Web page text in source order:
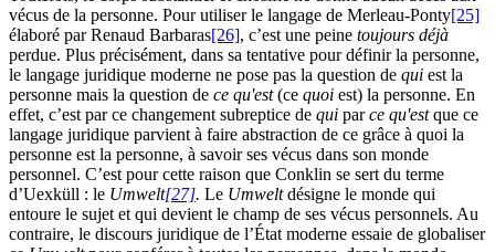
vécus de la personne. Pour utiliser le langage de Merleau-Ponty[25]
élaboré par Renaud Barbaras[26], c’est une peine toujours déjà
perdue. Plus précisément, dans sa tentative pour définir la personne,
le langage juridique moderne ne pose pas la question de qui est la
personne mais la question de ce qu'est(ce quoi est) la personne. En
effet, c’est par ce changement subreptice de qui parce qu'estque ce
langage juridique parvient à faire abstraction de ce grâce à quoi la
personne est la personne, à savoir ses vécus dans son monde
personnel. C’est pour cette raison que Conklin se sert du terme
d’Uexküll : le Umwelt[27]. Le Umweltdésigne le monde qui
entoure le sujet et qui devient le champ de ses vécus personnels. Au
contraire, le discours juridique de l’État moderne essaie de globaliser